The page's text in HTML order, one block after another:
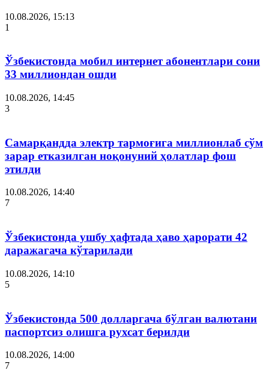
10.08.2026, 15:13
1
Ўзбекистонда мобил интернет абонентлари сони
33 миллиондан ошди
10.08.2026, 14:45
3
Самарқандда электр тармоғига миллионлаб сўм
зарар етказилган ноқонуний ҳолатлар фош
этилди
10.08.2026, 14:40
7
Ўзбекистонда ушбу ҳафтада ҳаво ҳарорати 42
даражагача кўтарилади
10.08.2026, 14:10
5
Ўзбекистонда 500 долларгача бўлган валютани
паспортсиз олишга рухсат берилди
10.08.2026, 14:00
7